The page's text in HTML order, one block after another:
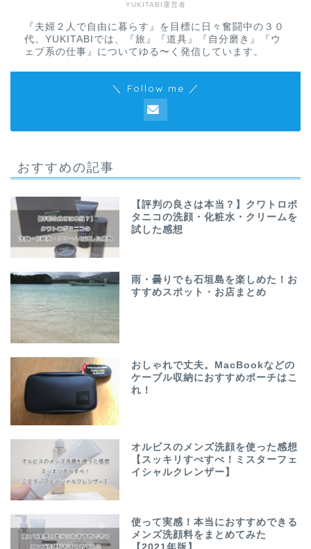
YUKITABI運営者
『夫婦２人で自由に暮らす』を目標に日々奮闘中の３０
代。YUKITABIでは、『旅』『道具』『自分磨き』『ウ
ェブ系の仕事』についてゆる〜く発信しています。
＼ Follow me ／
おすすめの記事
【評判の良さは本当？】クワトロボ
タニコの洗顔・化粧水・クリームを
試した感想
雨・曇りでも石垣島を楽しめた！お
すすめスポット・お店まとめ
おしゃれで丈夫。MacBookなどの
ケーブル収納におすすめポーチはこ
れ！
オルビスのメンズ洗顔を使った感想
【スッキリすべすべ！ミスターフェ
イシャルクレンザー】
使って実感！本当におすすめできる
メンズ洗顔料をまとめてみた